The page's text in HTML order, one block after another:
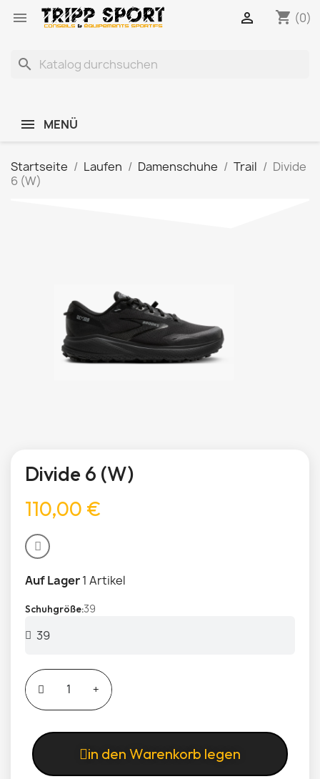
 shopping_cart (0)

search
MENÜ
Startseite Laufen Damenschuhe Trail
Divide
6 (W)
Divide 6 (W)
110,00 €
Auf Lager1 Artikel
Schuhgröße 39
in den Warenkorb legen